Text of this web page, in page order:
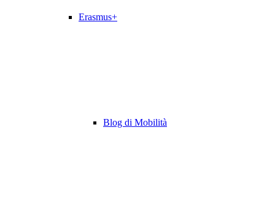
Erasmus+
Blog di Mobilità